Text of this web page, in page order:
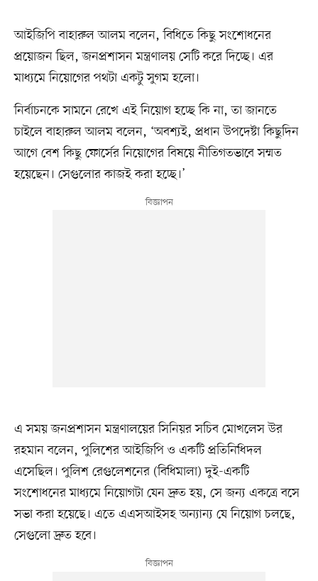
আইজিপি বাহারুল আলম বলেন, বিধিতে কিছু সংশোধনের
প্রয়োজন ছিল, জনপ্রশাসন মন্ত্রণালয় সেটি করে দিচ্ছে। এর
মাধ্যমে নিয়োগের পথটা একটু সুগম হলো।
নির্বাচনকে সামনে রেখে এই নিয়োগ হচ্ছে কি না, তা জানতে
চাইলে বাহারুল আলম বলেন, ‘অবশ্যই, প্রধান উপদেষ্টা কিছুদিন
আগে বেশ কিছু ফোর্সের নিয়োগের বিষয়ে নীতিগতভাবে সম্মত
হয়েছেন। সেগুলোর কাজই করা হচ্ছে।’
এ সময় জনপ্রশাসন মন্ত্রণালয়ের সিনিয়র সচিব মোখলেস উর
রহমান বলেন, পুলিশের আইজিপি ও একটি প্রতিনিধিদল
এসেছিল। পুলিশ রেগুলেশনের (বিধিমালা) দুই-একটি
সংশোধনের মাধ্যমে নিয়োগটা যেন দ্রুত হয়, সে জন্য একত্রে বসে
সভা করা হয়েছে। এতে এএসআইসহ অন্যান্য যে নিয়োগ চলছে,
সেগুলো দ্রুত হবে।